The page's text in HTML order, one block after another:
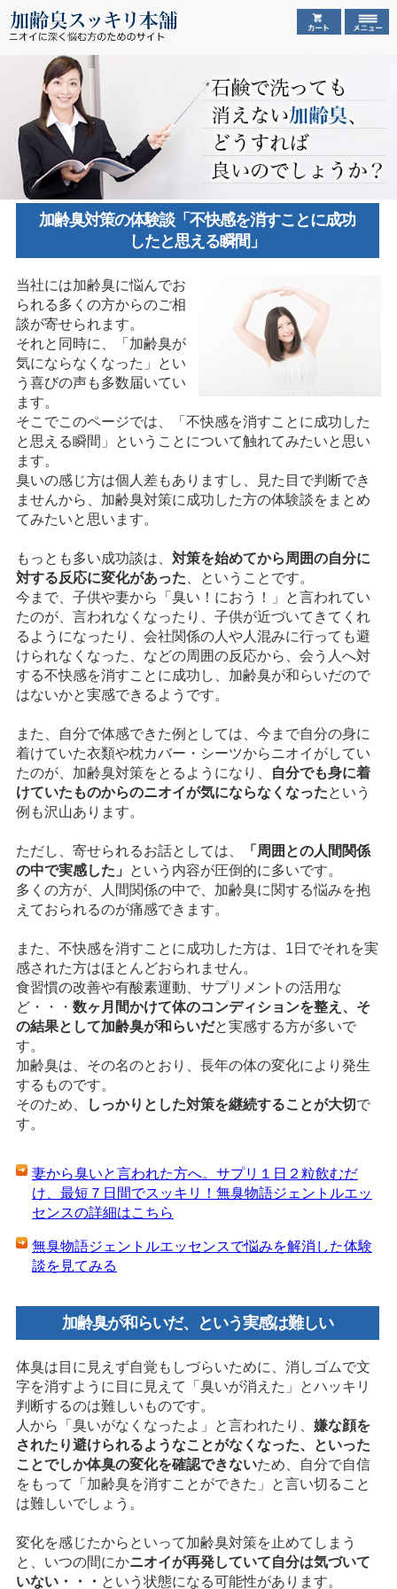
加齢臭対策の体験談「不快感を消すことに成功
したと思える瞬間」
当社には加齢臭に悩んでお
られる多くの方からのご相
談が寄せられます。
それと同時に、「加齢臭が
気にならなくなった」とい
う喜びの声も多数届いてい
ます。
そこでこのページでは、「不快感を消すことに成功した
と思える瞬間」ということについて触れてみたいと思い
ます。
臭いの感じ方は個人差もありますし、見た目で判断でき
ませんから、加齢臭対策に成功した方の体験談をまとめ
てみたいと思います。
もっとも多い成功談は、 対策を始めてから周囲の自分に
対する反応に変化があった 、ということです。
今まで、子供や妻から「臭い！におう！」と言われてい
たのが、言われなくなったり、子供が近づいてきてくれ
るようになったり、会社関係の人や人混みに行っても避
けられなくなった、などの周囲の反応から、会う人へ対
する不快感を消すことに成功し、加齢臭が和らいだので
はないかと実感できるようです。
また、自分で体感できた例としては、今まで自分の身に
着けていた衣類や枕カバー・シーツからニオイがしてい
たのが、加齢臭対策をとるようになり、
自分でも身に着
けていたものからのニオイが気にならなくなったという
例も沢山あります。
ただし、寄せられるお話としては、
「周囲との人間関係
の中で実感した」
という内容が圧倒的に多いです。
多くの方が、人間関係の中で、加齢臭に関する悩みを抱
えておられるのが痛感できます。
また、不快感を消すことに成功した方は、1日でそれを実
感された方はほとんどおられません。
食習慣の改善や有酸素運動、サプリメントの活用な
ど・・・ 数ヶ月間かけて体のコンディションを整え、そ
の結果として加齢臭が和らいだと実感する方が多いで
す。
加齢臭は、その名のとおり、長年の体の変化により発生
するものです。
そのため、
しっかりとした対策を継続することが大切 で
す。
妻から臭いと言われた方へ。サプリ１日２粒飲むだ
け、最短７日間でスッキリ！無臭物語ジェントルエッ
センスの詳細はこちら
無臭物語ジェントルエッセンスで悩みを解消した体験
談を見てみる
加齢臭が和らいだ、という実感は難しい
体臭は目に見えず自覚もしづらいために、消しゴムで文
字を消すように目に見えて「臭いが消えた」とハッキリ
判断するのは難しいものです。
人から「臭いがなくなったよ」と言われたり、 嫌な顔を
されたり避けられるようなことがなくなった、といった
ことでしか体臭の変化を確認できないため、自分で自信
をもって「加齢臭を消すことができた」と言い切ること
は難しいでしょう。
変化を感じたからといって加齢臭対策を止めてしまう
と、いつの間にかニオイが再発していて自分は気づいて
いない・・・ という状態になる可能性があります。